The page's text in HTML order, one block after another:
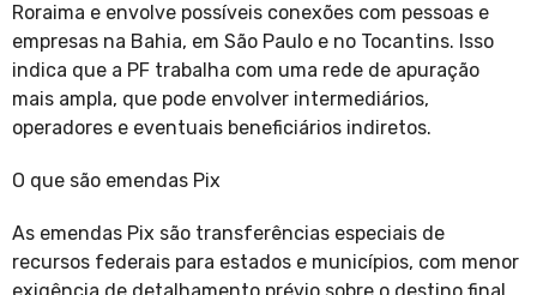
Roraima e envolve possíveis conexões com pessoas e
empresas na Bahia, em São Paulo e no Tocantins. Isso
indica que a PF trabalha com uma rede de apuração
mais ampla, que pode envolver intermediários,
operadores e eventuais beneficiários indiretos.
O que são emendas Pix
As emendas Pix são transferências especiais de
recursos federais para estados e municípios, com menor